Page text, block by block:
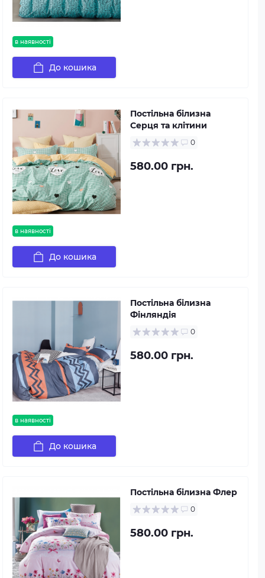
в наявності
До кошика
в наявності
Постільна білизна
Серця та клітини
0
580.00 грн.
До кошика
в наявності
Постільна білизна
Фінляндія
0
580.00 грн.
До кошика
Постільна білизна Флер
0
580.00 грн.